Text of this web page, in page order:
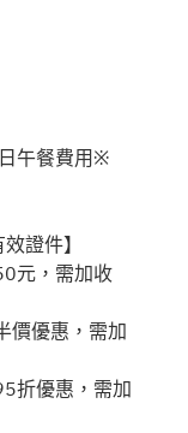
午餐費用※
證件】
元，需加收
價優惠，需加
折優惠，需加